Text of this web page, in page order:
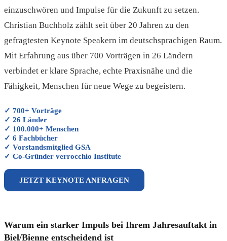
einzuschwören und Impulse für die Zukunft zu setzen.
Christian Buchholz zählt seit über 20 Jahren zu den
gefragtesten Keynote Speakern im deutschsprachigen Raum.
Mit Erfahrung aus über 700 Vorträgen in 26 Ländern
verbindet er klare Sprache, echte Praxisnähe und die
Fähigkeit, Menschen für neue Wege zu begeistern.
✓ 700+ Vorträge
✓ 26 Länder
✓ 100.000+ Menschen
✓ 6 Fachbücher
✓ Vorstandsmitglied GSA
✓ Co-Gründer verrocchio Institute
JETZT KEYNOTE ANFRAGEN
Warum ein starker Impuls bei Ihrem Jahresauftakt in
Biel/Bienne entscheidend ist